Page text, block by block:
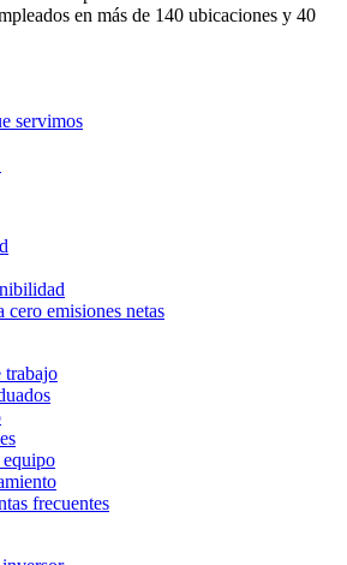
en más de 140 ubicaciones y 40
servimos
cero emisiones netas
trabajo
equipo
frecuentes